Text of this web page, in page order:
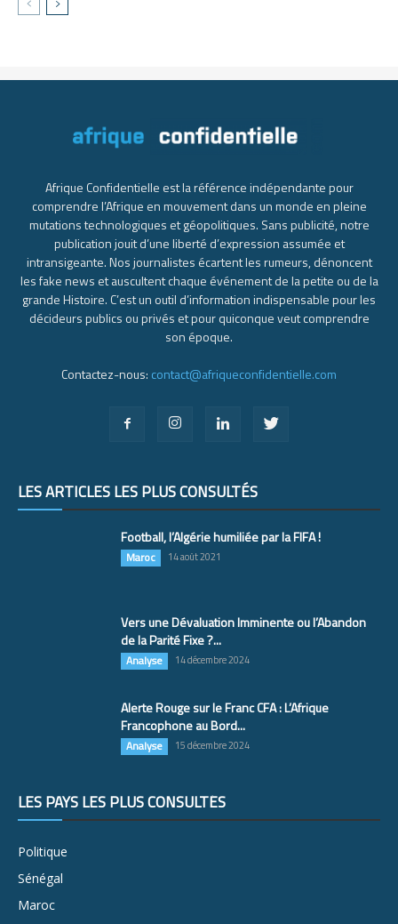
Afrique Confidentielle est la référence indépendante pour
comprendre l’Afrique en mouvement dans un monde en pleine
mutations technologiques et géopolitiques. Sans publicité, notre
publication jouit d’une liberté d’expression assumée et
intransigeante. Nos journalistes écartent les rumeurs, dénoncent
les fake news et auscultent chaque événement de la petite ou de la
grande Histoire. C’est un outil d’information indispensable pour les
décideurs publics ou privés et pour quiconque veut comprendre
son époque.
Contactez-nous: contact@afriqueconfidentielle.com
LES ARTICLES LES PLUS CONSULTÉS
Football, l’Algérie humiliée par la FIFA !
Maroc 14 août 2021
Vers une Dévaluation Imminente ou l’Abandon
de la Parité Fixe ?...
Analyse 14 décembre 2024
Alerte Rouge sur le Franc CFA : L’Afrique
Francophone au Bord...
Analyse 15 décembre 2024
LES PAYS LES PLUS CONSULTÉS
Politique
Sénégal
Maroc